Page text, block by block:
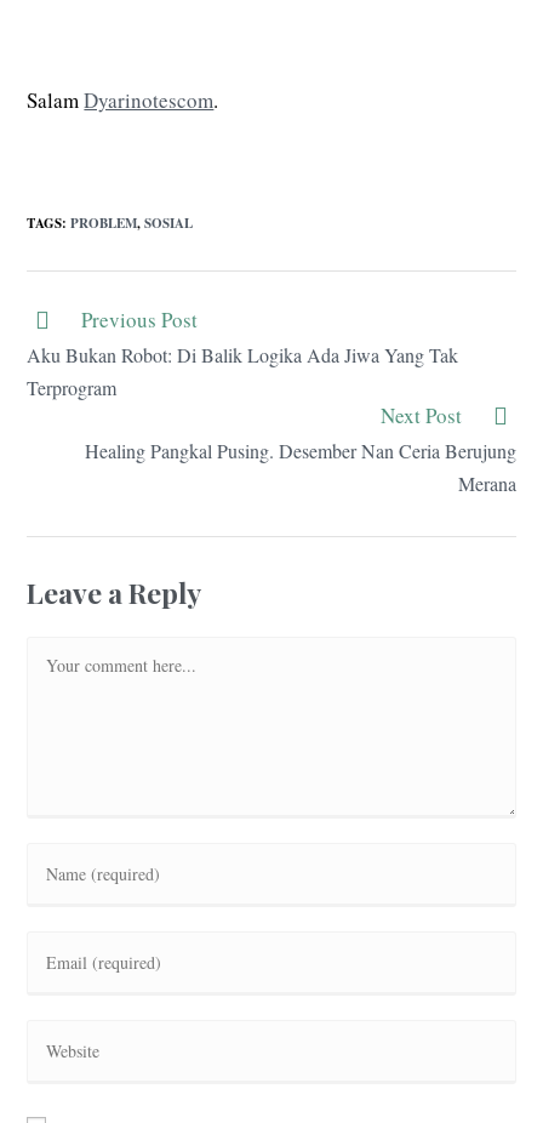
SalamDyarinotescom.
TAGS:PROBLEM, SOSIAL
Previous Post
Aku Bukan Robot: Di Balik Logika Ada Jiwa Yang Tak
Terprogram
Next Post
Healing Pangkal Pusing. Desember Nan Ceria Berujung
Merana
Leave a Reply